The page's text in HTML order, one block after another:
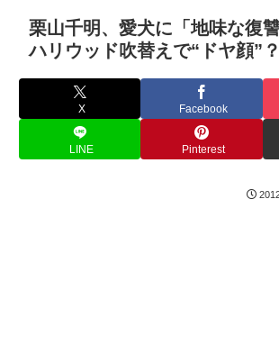
栗山千明、愛犬に「地味な復
ハリウッド吹替えで“ドヤ顔”？
X Facebook
LINE Pinterest